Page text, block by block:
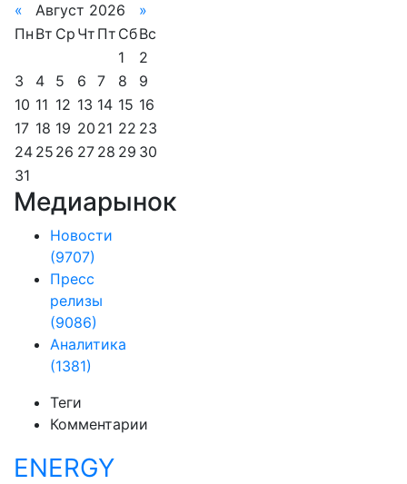
« Август 2026
»
Пн Вт Ср Чт Пт СбВс
1
2
3
4 5 6 7 8
9
10 11 12 13 14 15 16
17 18 19 20 21 22 23
24 25 26 27 28 29 30
31
Медиарынок
Новости
(9707)
Пресс
релизы
(9086)
Аналитика
(1381)
Теги
Комментарии
ENERGY